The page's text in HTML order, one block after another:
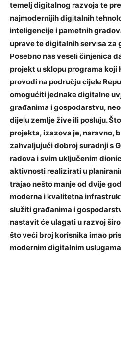
temelj digitalnog razvoja te
najmodernijih digitalnih
inteligencije i pametnih
uprave te digitalnih servisa za
Posebno nas veseli činjenica
projekt u sklopu programa koji
provodi na području cijele
omogućiti jednake digitalne
građanima i gospodarstvu,
dijelu zemlje žive ili posluju.
projekta, izazova je, naravno,
zahvaljujući dobroj suradnji s
radova i svim uključenim
aktivnosti realizirati u
trajao nešto manje od dvije
moderna i kvalitetna
služiti građanima i
nastavit će ulagati u razvoj
što veći broj korisnika imao
modernim digitalnim